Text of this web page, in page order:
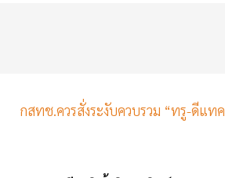
กสทช.ควรสั่งระงับควบรวม “ทรู-ดีแทค